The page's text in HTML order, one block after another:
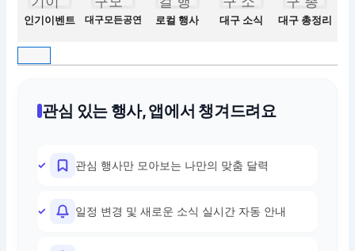
인기이벤트 대구모든공연 로컬 행사 대구 소식 대구 총정리
관심 있는 행사, 앱에서 챙겨드려요
관심 행사만 모아보는 나만의 맞춤 달력
일정 변경 및 새로운 소식 실시간 자동 안내